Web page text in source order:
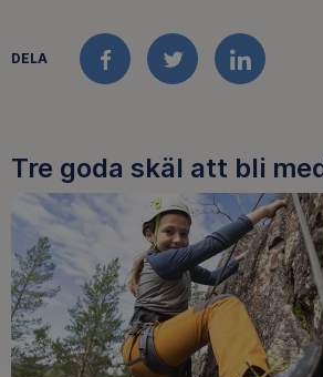
DELA
FACEBOOKTWITTERLINKEDIN
Tre goda skäl att bli